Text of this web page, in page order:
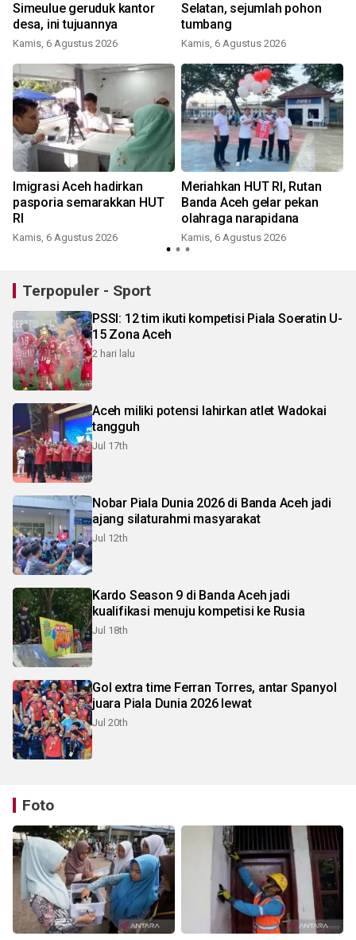
Simeulue geruduk kantor
desa, ini tujuannya
Kamis, 6 Agustus 2026
Selatan, sejumlah pohon
tumbang
Kamis, 6 Agustus 2026
Imigrasi Aceh hadirkan
pasporia semarakkan HUT
RI
Kamis, 6 Agustus 2026
Meriahkan HUT RI, Rutan
Banda Aceh gelar pekan
olahraga narapidana
Kamis, 6 Agustus 2026
Terpopuler - Sport
PSSI: 12 tim ikuti kompetisi Piala Soeratin U-
15 Zona Aceh
2 hari lalu
Aceh miliki potensi lahirkan atlet Wadokai
tangguh
Jul 17th
Nobar Piala Dunia 2026 di Banda Aceh jadi
ajang silaturahmi masyarakat
Jul 12th
Kardo Season 9 di Banda Aceh jadi
kualifikasi menuju kompetisi ke Rusia
Jul 18th
Gol extra time Ferran Torres, antar Spanyol
juara Piala Dunia 2026 lewat
Jul 20th
Foto